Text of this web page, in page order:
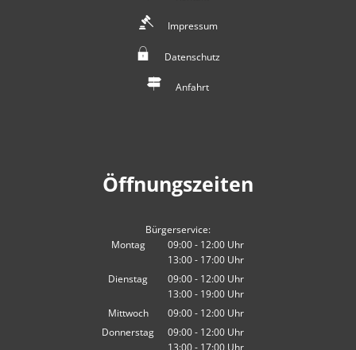
Impressum
Datenschutz
Anfahrt
Öffnungszeiten
Bürgerservice:
Montag
09:00- 12:00 Uhr
Von 09:00 bis 12:00 Uhr
13:00- 17:00 Uhr
Von 13:00 bis 17:00 Uhr
Dienstag 09:00- 12:00 Uhr
Von 09:00 bis 12:00 Uhr
13:00- 19:00 Uhr
Von 13:00 bis 19:00 Uhr
Mittwoch 09:00- 12:00 Uhr
Von 09:00 bis 12:00 Uhr
Donnerstag 09:00- 12:00 Uhr
Von 09:00 bis 12:00 Uhr
13:00- 17:00 Uhr